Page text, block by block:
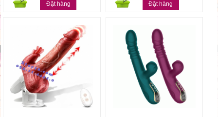
Đặt hàng
Đặt hàng